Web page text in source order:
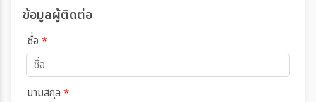
ข้อมูลผู้ติดต่อ
ชื่อ *
นามสกุล *